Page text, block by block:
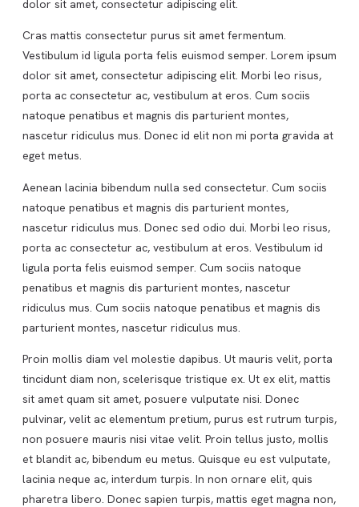
dolor sit amet, consectetur adipiscing elit.
Cras mattis consectetur purus sit amet fermentum.
Vestibulum id ligula porta felis euismod semper. Lorem ipsum
dolor sit amet, consectetur adipiscing elit. Morbi leo risus,
porta ac consectetur ac, vestibulum at eros. Cum sociis
natoque penatibus et magnis dis parturient montes,
nascetur ridiculus mus. Donec id elit non mi porta gravida at
eget metus.
Aenean lacinia bibendum nulla sed consectetur. Cum sociis
natoque penatibus et magnis dis parturient montes,
nascetur ridiculus mus. Donec sed odio dui. Morbi leo risus,
porta ac consectetur ac, vestibulum at eros. Vestibulum id
ligula porta felis euismod semper. Cum sociis natoque
penatibus et magnis dis parturient montes, nascetur
ridiculus mus. Cum sociis natoque penatibus et magnis dis
parturient montes, nascetur ridiculus mus.
Proin mollis diam vel molestie dapibus. Ut mauris velit, porta
tincidunt diam non, scelerisque tristique ex. Ut ex elit, mattis
sit amet quam sit amet, posuere vulputate nisi. Donec
pulvinar, velit ac elementum pretium, purus est rutrum turpis,
non posuere mauris nisi vitae velit. Proin tellus justo, mollis
et blandit ac, bibendum eu metus. Quisque eu est vulputate,
lacinia neque ac, interdum turpis. In non ornare elit, quis
pharetra libero. Donec sapien turpis, mattis eget magna non,